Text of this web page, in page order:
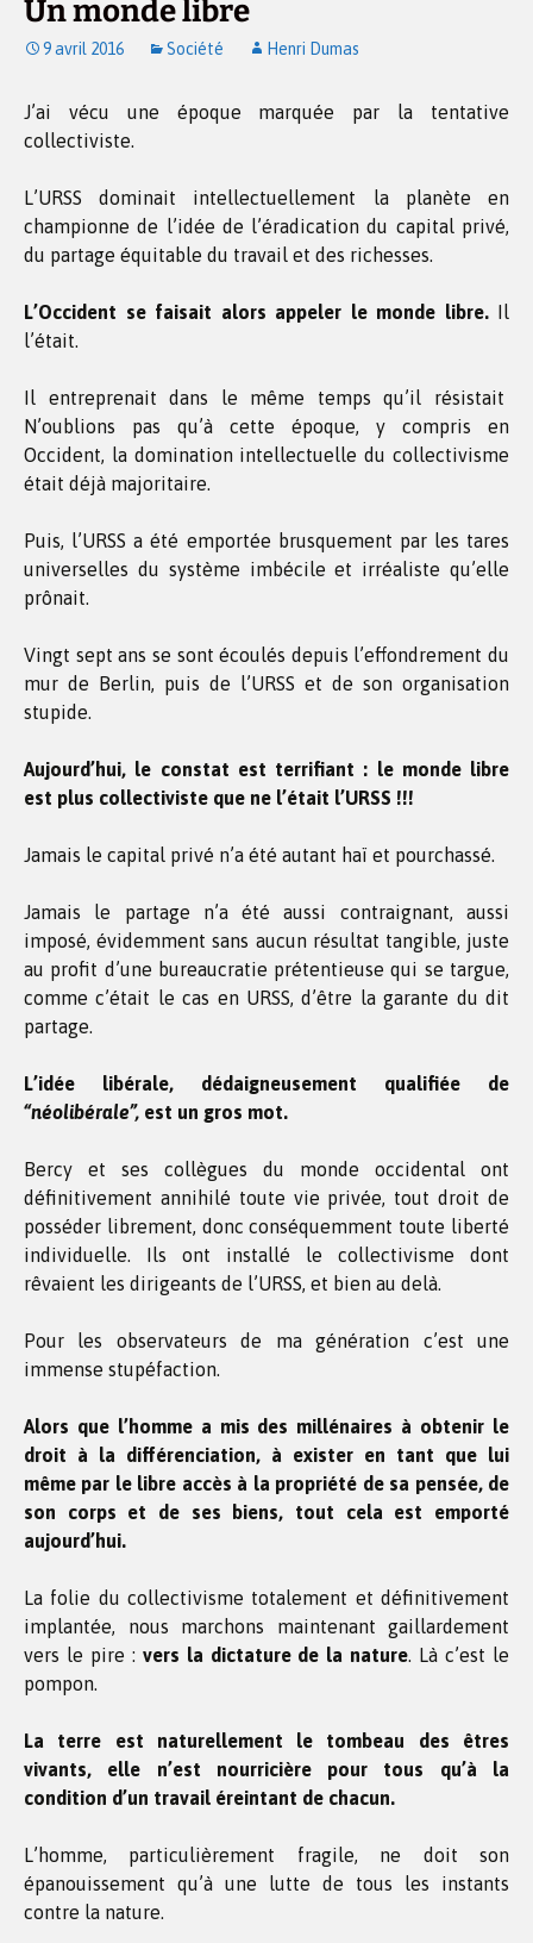
Un monde libre
9 avril 2016 Société Henri Dumas
J’ai vécu une époque marquée par la tentative
collectiviste.
L’URSS dominait intellectuellement la planète en
championne de l’idée de l’éradication du capital privé,
du partage équitable du travail et des richesses.
L’Occident se faisait alors appeler le monde libre.Il
l’était.
Il entreprenait dans le même temps qu’il résistait
N’oublions pas qu’à cette époque, y compris en
Occident, la domination intellectuelle du collectivisme
était déjà majoritaire.
Puis, l’URSS a été emportée brusquement par les tares
universelles du système imbécile et irréaliste qu’elle
prônait.
Vingt sept ans se sont écoulés depuis l’effondrement du
mur de Berlin, puis de l’URSS et de son organisation
stupide.
Aujourd’hui, le constat est terrifiant : le monde libre
est plus collectiviste que ne l’était l’URSS !!!
Jamais le capital privé n’a été autant haï et pourchassé.
Jamais le partage n’a été aussi contraignant, aussi
imposé, évidemment sans aucun résultat tangible, juste
au profit d’une bureaucratie prétentieuse qui se targue,
comme c’était le cas en URSS, d’être la garante du dit
partage.
L’idée libérale, dédaigneusement qualifiée de
“néolibérale”, est un gros mot.
Bercy et ses collègues du monde occidental ont
définitivement annihilé toute vie privée, tout droit de
posséder librement, donc conséquemment toute liberté
individuelle. Ils ont installé le collectivisme dont
rêvaient les dirigeants de l’URSS, et bien au delà.
Pour les observateurs de ma génération c’est une
immense stupéfaction.
Alors que l’homme a mis des millénaires à obtenir le
droit à la différenciation, à exister en tant que lui
même par le libre accès à la propriété de sa pensée, de
son corps et de ses biens, tout cela est emporté
aujourd’hui.
La folie du collectivisme totalement et définitivement
implantée, nous marchons maintenant gaillardement
vers le pire : vers la dictature de la nature. Là c’est le
pompon.
La terre est naturellement le tombeau des êtres
vivants, elle n’est nourricière pour tous qu’à la
condition d’un travail éreintant de chacun.
L’homme, particulièrement fragile, ne doit son
épanouissement qu’à une lutte de tous les instants
contre la nature.